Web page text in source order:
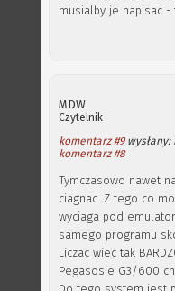
musialby je napisac
MDW
Czytelnik
komentarz #9wysłany:
komentarz #8
Tymczasowo nawet
ciagnac. Z tego co
wyciaga pod
samego programu
Liczac wiec tak
Pegasosie G3/600